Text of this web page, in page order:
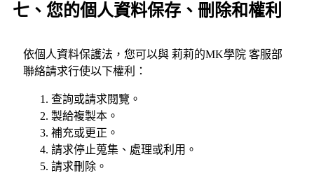
七、您的個人資料保存、刪除和權利
依個人資料保護法，您可以與 莉莉的MK學院 客服部
聯絡請求行使以下權利：
查詢或請求閱覽。
製給複製本。
補充或更正。
請求停止蒐集、處理或利用。
請求刪除。